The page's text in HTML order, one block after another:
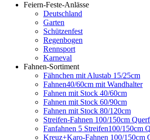
Feiern-Feste-Anlässe
Deutschland
Garten
Schützenfest
Regenbogen
Rennsport
Karneval
Fahnen-Sortiment
Fähnchen mit Alustab 15/25cm
Fahnen40/60cm mit Wandhalter
Fahnen mit Stock 40/60cm
Fahnen mit Stock 60/90cm
Fahnen mit Stock 80/120cm
Streifen-Fahnen 100/150cm
Fanfahnen 5 Streifen100/150cm
Kreuz+Karo-Fahnen 100/150cm